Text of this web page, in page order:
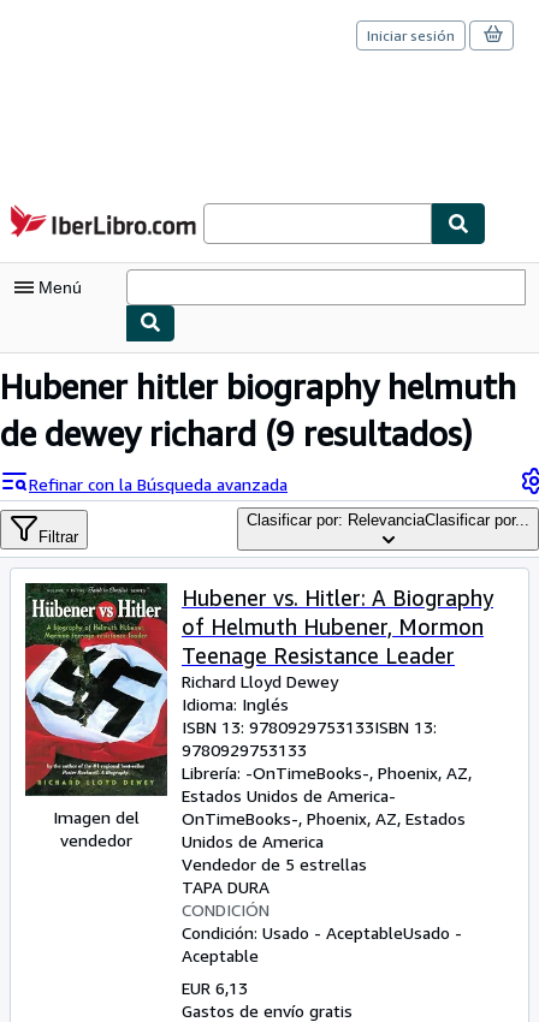
Pasar al contenido principal
IberLibro.com
Iniciar sesión
Menú
Mi cuenta
Consultar mis pedidos
Búsqueda avanzada
Colecciones
Libros antiguos
Arte y coleccionismo
Vendedores
Comenzar a vender
Ayuda
CERRAR
Hubener hitler biography helmuth
de dewey richard (9 resultados)
Refinar con la Búsqueda avanzada
Filtrar
Clasificar por: RelevanciaClasificar por...
Imagen del
vendedor
Hubener vs. Hitler: A Biography
of Helmuth Hubener, Mormon
Teenage Resistance Leader
Richard Lloyd Dewey
Idioma: Inglés
ISBN 13: 9780929753133ISBN 13:
9780929753133
Librería: -OnTimeBooks-, Phoenix, AZ,
Estados Unidos de America-
OnTimeBooks-, Phoenix, AZ, Estados
Unidos de America
Vendedor de 5 estrellas
TAPA DURA
CONDICIÓN
Condición: Usado - AceptableUsado -
Aceptable
EUR 6,13
Gastos de envío gratis